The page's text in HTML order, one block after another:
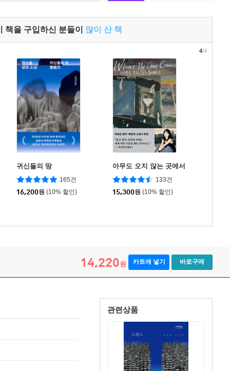
책을 구입하신 분들이 많이 산 책
귀신들의 땅
165건
16,200원 (10% 할인)
아무도 오지 않는 곳에서
133건
15,300원 (10% 할인)
4/4
14,220원 카트에 넣기 바로구매
관련상품